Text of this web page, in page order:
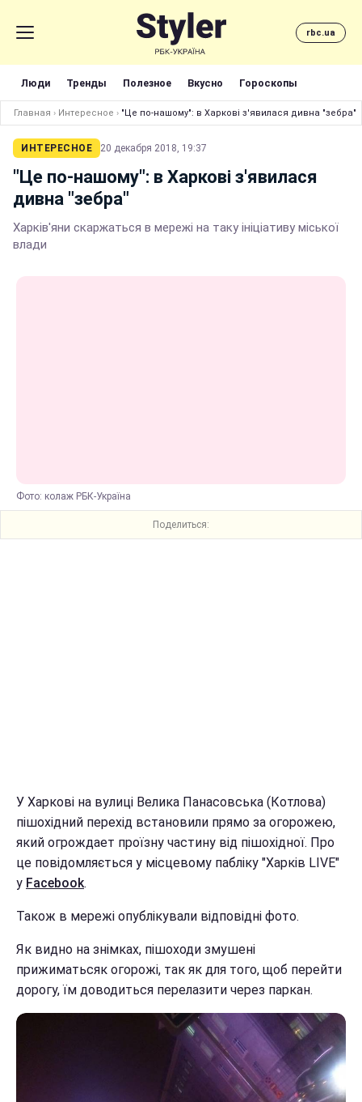
rbc.ua
Люди Тренды Полезное Вкусно Гороскопы
Главная › Интересное › "Це по-нашому": в Харкові з'явилася дивна "зебра"
ИНТЕРЕСНОЕ 20 декабря 2018, 19:37
"Це по-нашому": в Харкові з'явилася
дивна "зебра"
Харків'яни скаржаться в мережі на таку ініціативу міської
влади
Фото: колаж РБК-Україна
Поделиться:
У Харкові на вулиці Велика Панасовська (Котлова)
пішохідний перехід встановили прямо за огорожею,
який огрождает проїзну частину від пішохідної. Про
це повідомляється у місцевому пабліку "Харків LIVE"
у Facebook.
Також в мережі опублікували відповідні фото.
Як видно на знімках, пішоходи змушені
прижиматьсяк огорожі, так як для того, щоб перейти
дорогу, їм доводиться перелазити через паркан.